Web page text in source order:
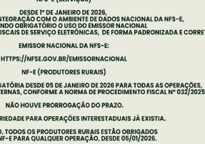
DE
PÚBLICA
DAS
FISCAIS 3º